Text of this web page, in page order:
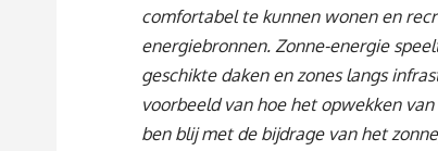
comfortabel te kunnen wonen en
energiebronnen. Zonne-energie
geschikte daken en zones langs
voorbeeld van hoe het opwekken
ben blij met de bijdrage van het